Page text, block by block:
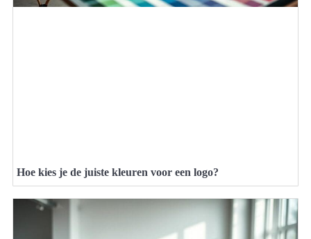
Hoe kies je de juiste kleuren voor een logo?